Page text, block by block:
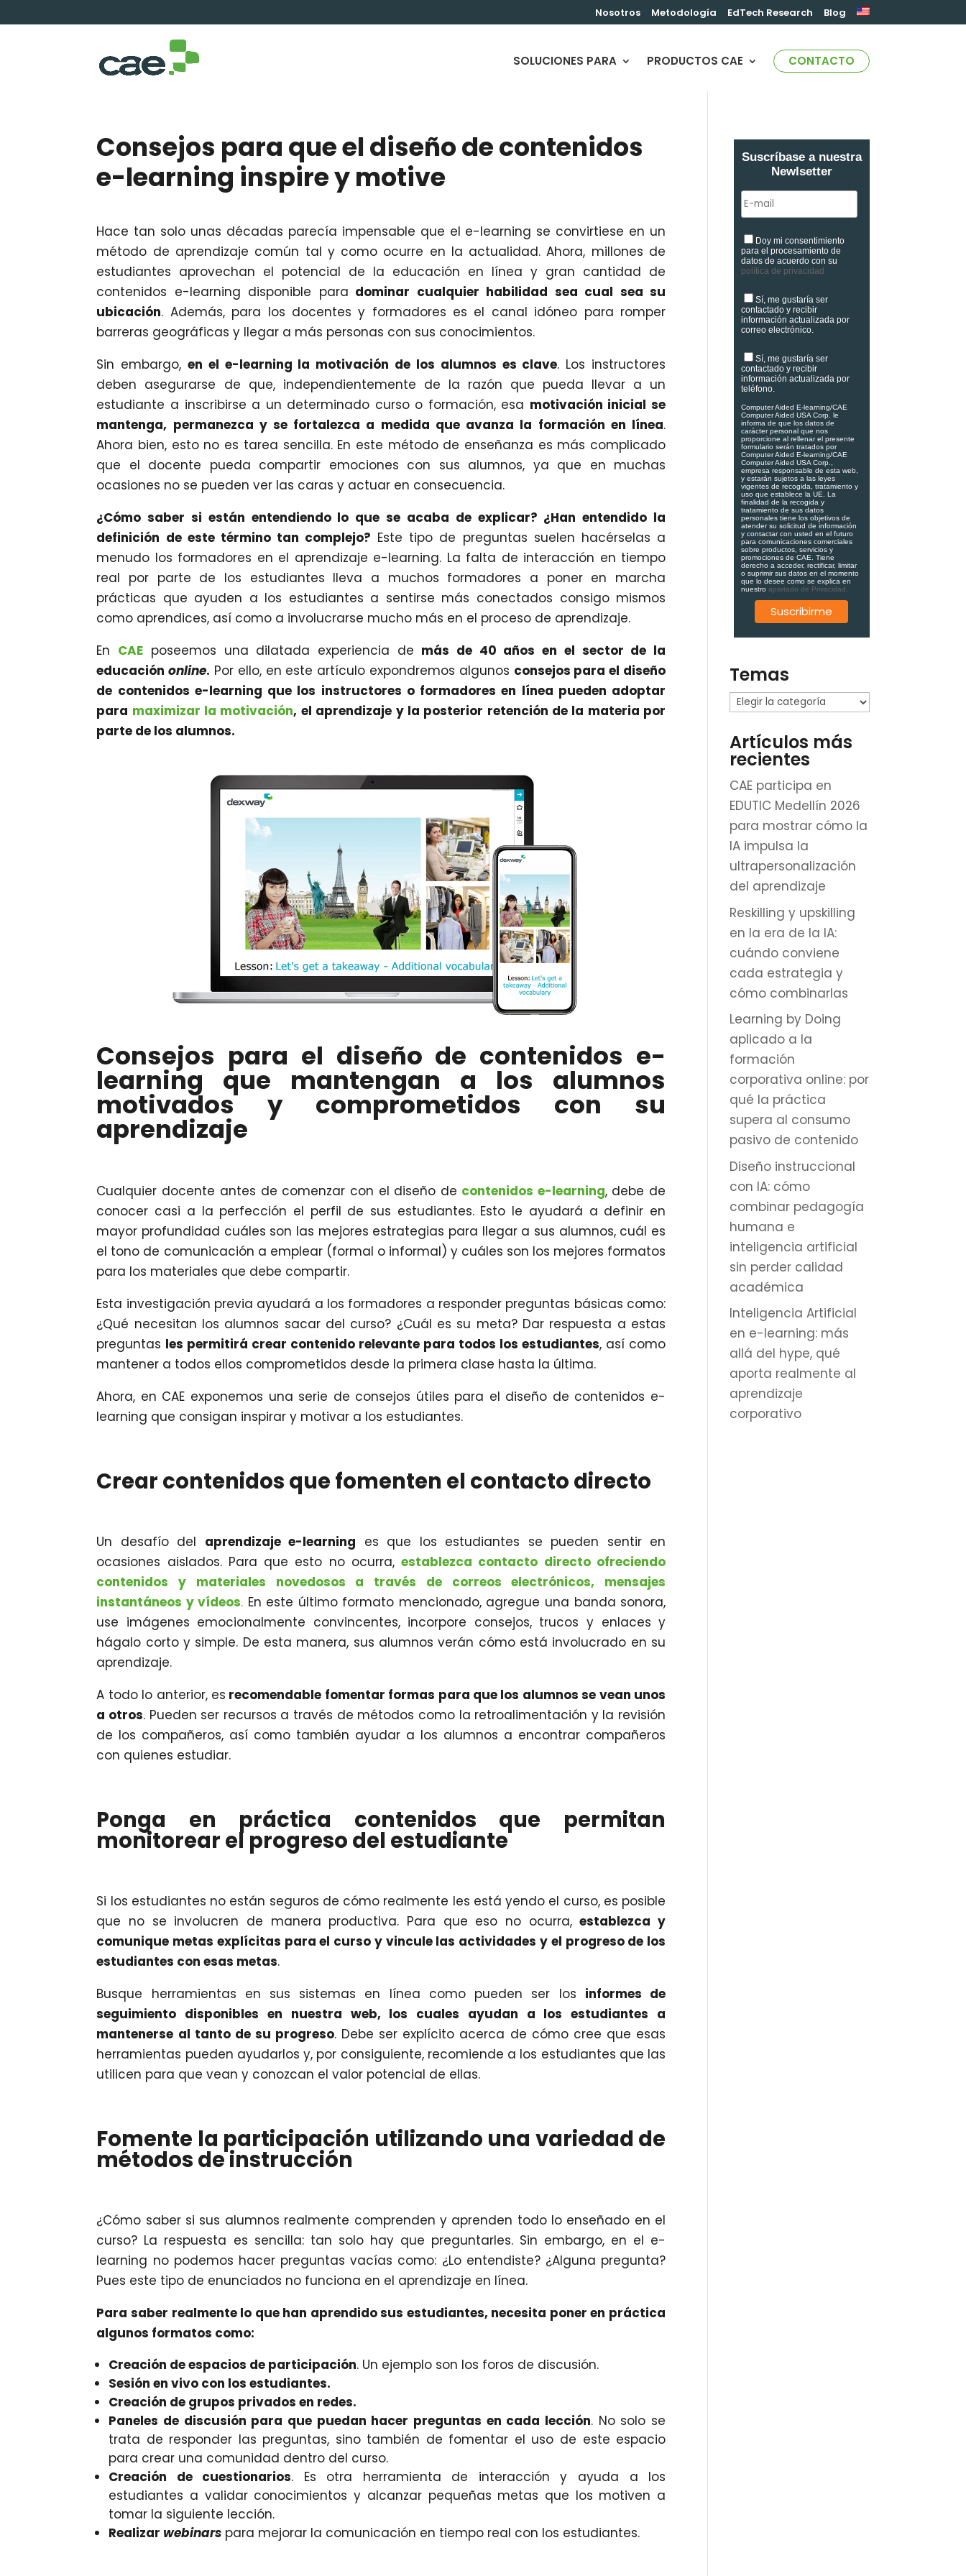
Nosotros Metodología EdTech Research Blog
SOLUCIONES PARA PRODUCTOS CAE CONTACTO
Consejos para que el diseño de contenidos
e-learning inspire y motive
Hace tan solo unas décadas parecía impensable que el e-learning se convirtiese en un
método de aprendizaje común tal y como ocurre en la actualidad. Ahora, millones de
estudiantes aprovechan el potencial de la educación en línea y gran cantidad de
contenidos e-learning disponible para dominar cualquier habilidad sea cual sea su
ubicación. Además, para los docentes y formadores es el canal idóneo para romper
barreras geográficas y llegar a más personas con sus conocimientos.
Sin embargo,en el e-learning la motivación de los alumnos es clave. Los instructores
deben asegurarse de que, independientemente de la razón que pueda llevar a un
estudiante a inscribirse a un determinado curso o formación, esa motivación inicial se
mantenga, permanezca y se fortalezca a medida que avanza la formación en línea.
Ahora bien, esto no es tarea sencilla. En este método de enseñanza es más complicado
que el docente pueda compartir emociones con sus alumnos, ya que en muchas
ocasiones no se pueden ver las caras y actuar en consecuencia.
¿Cómo saber si están entendiendo lo que se acaba de explicar? ¿Han entendido la
definición de este término tan complejo? Este tipo de preguntas suelen hacérselas a
menudo los formadores en el aprendizaje e-learning. La falta de interacción en tiempo
real por parte de los estudiantes lleva a muchos formadores a poner en marcha
prácticas que ayuden a los estudiantes a sentirse más conectados consigo mismos
como aprendices, así como a involucrarse mucho más en el proceso de aprendizaje.
En CAE poseemos una dilatada experiencia de más de 40 años en el sector de la
educación online. Por ello, en este artículo expondremos algunos consejos para el diseño
de contenidos e-learning que los instructores o formadores en línea pueden adoptar
para maximizar la motivación, el aprendizaje y la posterior retención de la materia por
parte de los alumnos.
Consejos para el diseño de contenidos e-
learning que mantengan a los alumnos
motivados y comprometidos con su
aprendizaje
Cualquier docente antes de comenzar con el diseño de contenidos e-learning, debe de
conocer casi a la perfección el perfil de sus estudiantes. Esto le ayudará a definir en
mayor profundidad cuáles son las mejores estrategias para llegar a sus alumnos, cuál es
el tono de comunicación a emplear (formal o informal) y cuáles son los mejores formatos
para los materiales que debe compartir.
Esta investigación previa ayudará a los formadores a responder preguntas básicas como:
¿Qué necesitan los alumnos sacar del curso? ¿Cuál es su meta? Dar respuesta a estas
preguntas les permitirá crear contenido relevante para todos los estudiantes, así como
mantener a todos ellos comprometidos desde la primera clase hasta la última.
Ahora, en CAE exponemos una serie de consejos útiles para el diseño de contenidos e-
learning que consigan inspirar y motivar a los estudiantes.
Crear contenidos que fomenten el contacto directo
Un desafío del aprendizaje e-learning es que los estudiantes se pueden sentir en
ocasiones aislados. Para que esto no ocurra,establezca contacto directo ofreciendo
contenidos y materiales novedosos a través de correos electrónicos, mensajes
instantáneos y vídeos. En este último formato mencionado, agregue una banda sonora,
use imágenes emocionalmente convincentes, incorpore consejos, trucos y enlaces y
hágalo corto y simple. De esta manera, sus alumnos verán cómo está involucrado en su
aprendizaje.
A todo lo anterior, es recomendable fomentar formas para que los alumnos se vean unos
a otros. Pueden ser recursos a través de métodos como la retroalimentación y la revisión
de los compañeros, así como también ayudar a los alumnos a encontrar compañeros
con quienes estudiar.
Ponga en práctica contenidos que permitan
monitorear el progreso del estudiante
Si los estudiantes no están seguros de cómo realmente les está yendo el curso, es posible
que no se involucren de manera productiva. Para que eso no ocurra,establezca y
comunique metas explícitas para el curso y vincule las actividades y el progreso de los
estudiantes con esas metas.
Busque herramientas en sus sistemas en línea como pueden ser los informes de
seguimiento disponibles en nuestra web, los cuales ayudan a los estudiantes a
mantenerse al tanto de su progreso. Debe ser explícito acerca de cómo cree que esas
herramientas pueden ayudarlos y, por consiguiente, recomiende a los estudiantes que las
utilicen para que vean y conozcan el valor potencial de ellas.
Fomente la participación utilizando una variedad de
métodos de instrucción
¿Cómo saber si sus alumnos realmente comprenden y aprenden todo lo enseñado en el
curso? La respuesta es sencilla: tan solo hay que preguntarles. Sin embargo, en el e-
learning no podemos hacer preguntas vacías como: ¿Lo entendiste? ¿Alguna pregunta?
Pues este tipo de enunciados no funciona en el aprendizaje en línea.
Para saber realmente lo que han aprendido sus estudiantes, necesita poner en práctica
algunos formatos como:
Creación de espacios de participación. Un ejemplo son los foros de discusión.
Sesión en vivo con los estudiantes.
Creación de grupos privados en redes.
Paneles de discusión para que puedan hacer preguntas en cada lección. No solo se
trata de responder las preguntas, sino también de fomentar el uso de este espacio
para crear una comunidad dentro del curso.
Creación de cuestionarios. Es otra herramienta de interacción y ayuda a los
estudiantes a validar conocimientos y alcanzar pequeñas metas que los motiven a
tomar la siguiente lección.
Realizar webinars para mejorar la comunicación en tiempo real con los estudiantes.
Suscríbase a nuestra
Newlsetter
Doy mi consentimiento
para el procesamiento de
datos de acuerdo con su
política de privacidad
Sí, me gustaría ser
contactado y recibir
información actualizada por
correo electrónico.
Sí, me gustaría ser
contactado y recibir
información actualizada por
teléfono.
Computer Aided E-learning/CAE
Computer Aided USA Corp. le
informa de que los datos de
carácter personal que nos
proporcione al rellenar el presente
formulario serán tratados por
Computer Aided E-learning/CAE
Computer Aided USA Corp.,
empresa responsable de esta web,
y estarán sujetos a las leyes
vigentes de recogida, tratamiento y
uso que establece la UE. La
finalidad de la recogida y
tratamiento de sus datos
personales tiene los objetivos de
atender su solicitud de información
y contactar con usted en el futuro
para comunicaciones comerciales
sobre productos, servicios y
promociones de CAE. Tiene
derecho a acceder, rectificar, limitar
o suprimir sus datos en el momento
que lo desee como se explica en
nuestro apartado de Privacidad.
Temas
Temas
Artículos más
recientes
CAE participa en
EDUTIC Medellín 2026
para mostrar cómo la
IA impulsa la
ultrapersonalización
del aprendizaje
Reskilling y upskilling
en la era de la IA:
cuándo conviene
cada estrategia y
cómo combinarlas
Learning by Doing
aplicado a la
formación
corporativa online: por
qué la práctica
supera al consumo
pasivo de contenido
Diseño instruccional
con IA: cómo
combinar pedagogía
humana e
inteligencia artificial
sin perder calidad
académica
Inteligencia Artificial
en e-learning: más
allá del hype, qué
aporta realmente al
aprendizaje
corporativo